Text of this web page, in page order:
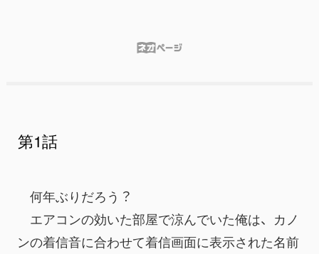
第1話
何年ぶりだろう？
エアコンの効いた部屋で涼んでいた俺は、カノ
ンの着信音に合わせて着信画面に表示された名前